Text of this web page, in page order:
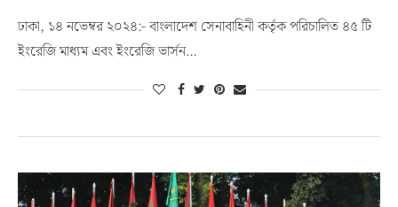
ঢাকা, ১৪ নভেম্বর ২০২৪:- বাংলাদেশ সেনাবাহিনী কর্তৃক পরিচালিত ৪৫ টি
ইংরেজি মাধ্যম এবং ইংরেজি ভার্সন…